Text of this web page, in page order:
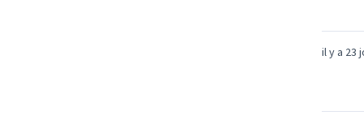
il y a 23